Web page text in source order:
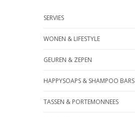
SERVIES
WONEN & LIFESTYLE
GEUREN & ZEPEN
HAPPYSOAPS & SHAMPOO BARS
TASSEN & PORTEMONNEES